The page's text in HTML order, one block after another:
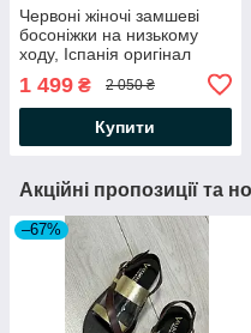
Червоні жіночі замшеві
босоніжки на низькому
ходу, Іспанія оригінал
1 499 ₴ 2 050 ₴
Купити
Акційні пропозиції та
–67%